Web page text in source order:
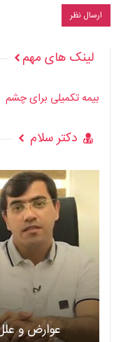
لینک های مهم
بیمه تکمیلی برای چشم
دکتر سلام
عوارض و